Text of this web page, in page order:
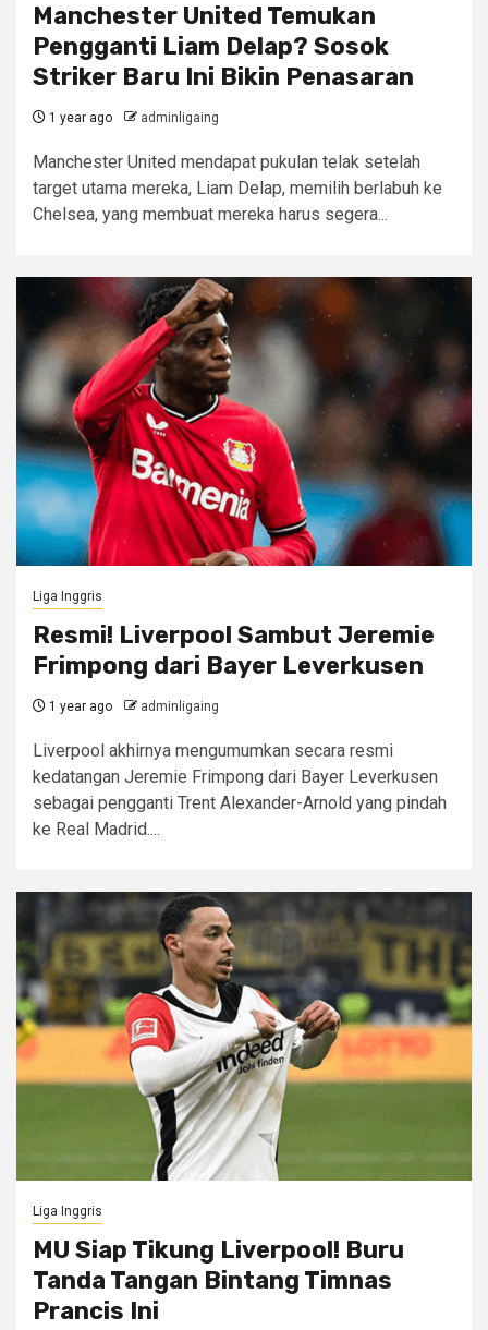
Manchester United Temukan
Pengganti Liam Delap? Sosok
Striker Baru Ini Bikin Penasaran
1 year ago adminligaing
Manchester United mendapat pukulan telak setelah
target utama mereka, Liam Delap, memilih berlabuh ke
Chelsea, yang membuat mereka harus segera...
Liga Inggris
Resmi! Liverpool Sambut Jeremie
Frimpong dari Bayer Leverkusen
1 year ago adminligaing
Liverpool akhirnya mengumumkan secara resmi
kedatangan Jeremie Frimpong dari Bayer Leverkusen
sebagai pengganti Trent Alexander-Arnold yang pindah
ke Real Madrid....
Liga Inggris
MU Siap Tikung Liverpool! Buru
Tanda Tangan Bintang Timnas
Prancis Ini